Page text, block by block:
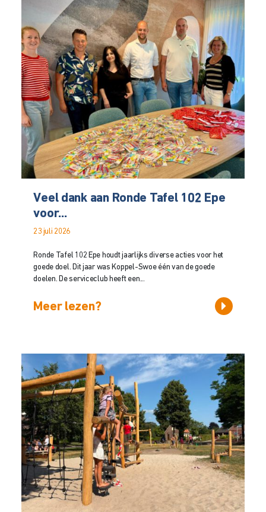
Veel dank aan Ronde Tafel 102 Epe
voor...
23 juli 2026
Ronde Tafel 102 Epe houdt jaarlijks diverse acties voor het
goede doel. Dit jaar was Koppel-Swoe één van de goede
doelen. De serviceclub heeft een...
Meer lezen?